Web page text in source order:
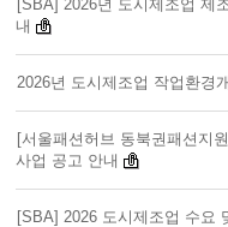
[SBA] 2026년 도시제조업 제
내
2026년 도시제조업 작업환경
[서울패션허브 동북권패션지
사업 공고 안내
[SBA] 2026 도시제조업 수요